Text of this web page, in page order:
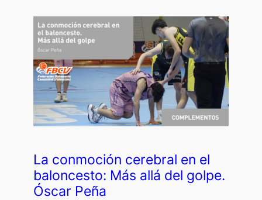
La conmoción cerebral en el
baloncesto: Más allá del golpe.
Óscar Peña